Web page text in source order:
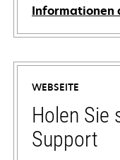
Informationen
WEBSEITE
Holen Sie
Support